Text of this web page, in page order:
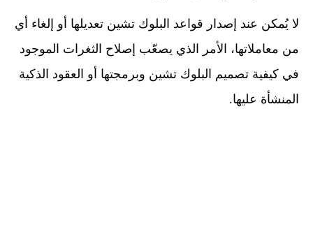
لا يُمكن عند إصدار قواعد البلوك تشين تعديلها أو إلغاء أي
من معاملاتها، الأمر الذي يصعّب إصلاح الثغرات الموجود
في كيفية تصميم البلوك تشين وبرمجتها أو العقود الذكية
المنشأة عليها.